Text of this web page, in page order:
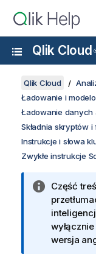
Qlik Cloud
Qlik Cloud
Ładowanie i
Ładowanie
Składnia skryptów
Instrukcje i słowa
Zwykłe instrukcje
Część
wersja